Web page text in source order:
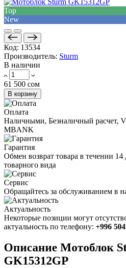
Top
New
Код: 13534
Производитель: Sturm
В наличии
61 500 сом
В корзину
Оплата
Наличными, Безналичный расчет,
MBANK
Гарантия
Обмен возврат товара в течении
товарного вида
Сервис
Обращайтесь за обслуживанием в
Актуальность
Некоторые позиции могут
актуальность по телефону: +996
Описание Мотоблок
GK15312GP